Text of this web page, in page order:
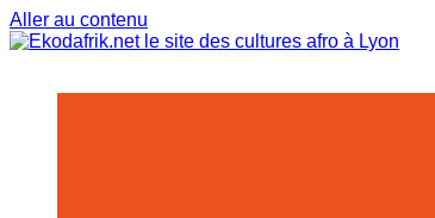
Aller au contenu